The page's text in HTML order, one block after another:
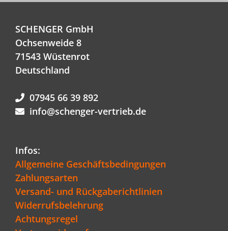
SCHENGER GmbH
Ochsenweide 8
71543 Wüstenrot
Deutschland
07945 66 39 892
info@schenger-vertrieb.de
Infos:
Allgemeine Geschäftsbedingungen
Zahlungsarten
Versand- und Rückgaberichtlinien
Widerrufsbelehrung
Achtungsregel